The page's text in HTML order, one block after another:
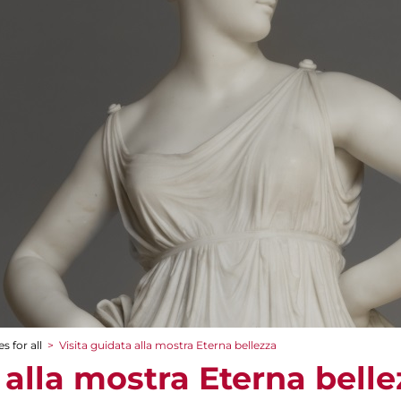
for all > Visita guidata alla mostra Eterna bellezza
mostra Eterna